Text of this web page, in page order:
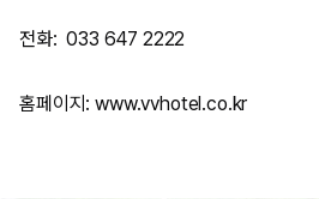
전화: 033 647 2222
홈페이지: www.vvhotel.co.kr